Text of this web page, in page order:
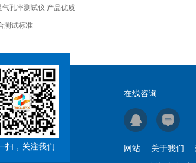
气孔率测试仪 产品优质
测试标准
扫，关注我们
在线咨询
网站 关于我们